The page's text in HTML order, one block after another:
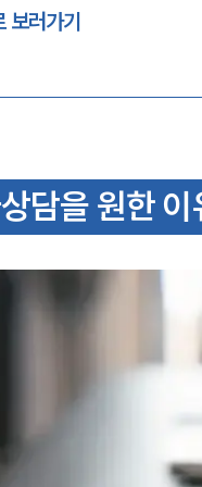
보러가기
담을 원한 이